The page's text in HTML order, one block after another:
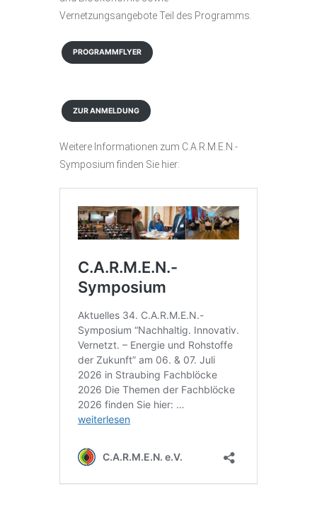
Vernetzungsangebote Teil des Programms.
PROGRAMMFLYER
ZUR ANMELDUNG
Weitere Informationen zum C.A.R.M.E.N.-
Symposium finden Sie hier: